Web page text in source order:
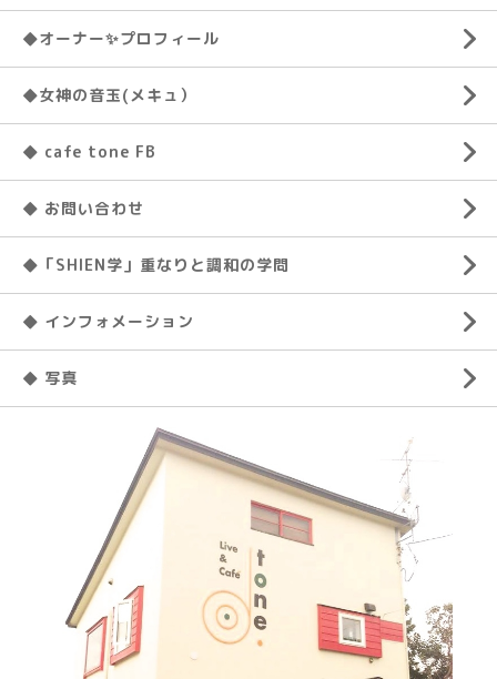
◆オーナー✨プロフィール
◆女神の音玉(メキュ）
◆ cafe tone FB
◆ お問い合わせ
◆「SHIEN学」重なりと調和の学問
◆ インフォメーション
◆ 写真